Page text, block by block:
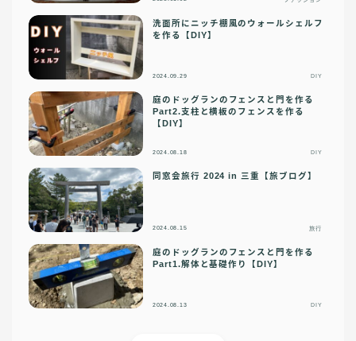
洗面所にニッチ棚風のウォールシェルフ
を作る【DIY】
2024.09.29 DIY
庭のドッグランのフェンスと門を作る
Part2.支柱と横板のフェンスを作る
【DIY】
2024.08.18 DIY
同窓会旅行 2024 in 三重【旅ブログ】
2024.08.15 旅行
庭のドッグランのフェンスと門を作る
Part1.解体と基礎作り【DIY】
2024.08.13 DIY